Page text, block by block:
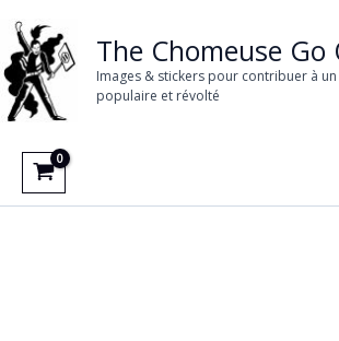
au
contenu
The Chomeuse Go
Images & stickers pour contribuer à
populaire et révolté